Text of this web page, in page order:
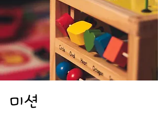
미션